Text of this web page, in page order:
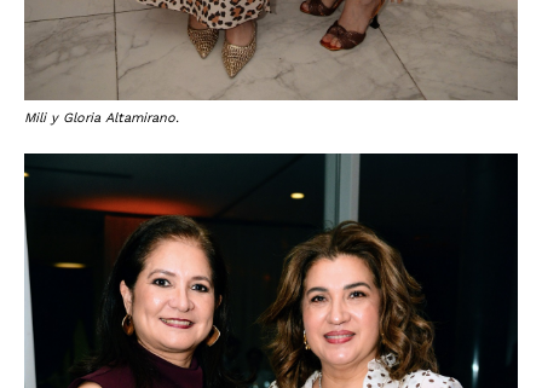
Mili y Gloria Altamirano.